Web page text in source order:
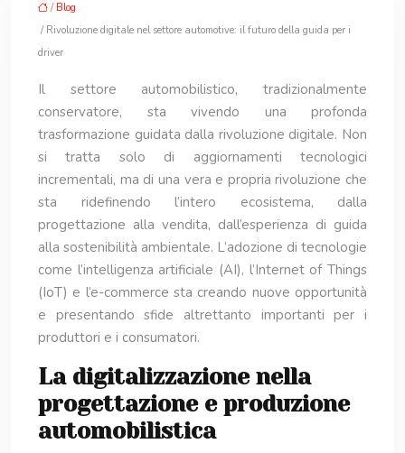
/ Blog
/ Rivoluzione digitale nel settore automotive: il futuro della guida per i
driver
Il settore automobilistico, tradizionalmente
conservatore, sta vivendo una profonda
trasformazione guidata dalla rivoluzione digitale. Non
si tratta solo di aggiornamenti tecnologici
incrementali, ma di una vera e propria rivoluzione che
sta ridefinendo l’intero ecosistema, dalla
progettazione alla vendita, dall’esperienza di guida
alla sostenibilità ambientale. L’adozione di tecnologie
come l’intelligenza artificiale (AI), l’Internet of Things
(IoT) e l’e-commerce sta creando nuove opportunità
e presentando sfide altrettanto importanti per i
produttori e i consumatori.
La digitalizzazione nella
progettazione e produzione
automobilistica